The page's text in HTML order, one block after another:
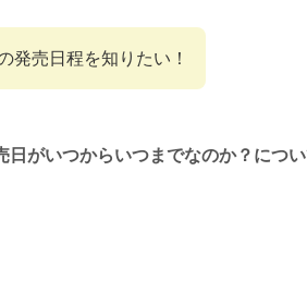
発売日程を知りたい！
日がいつからいつまでなのか？につ